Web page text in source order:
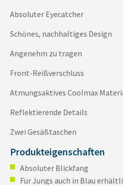
Absoluter Eyecatcher
Schönes, nachhaltiges Design
Angenehm zu tragen
Front-Reißverschluss
Atmungsaktives Coolmax
Reflektierende Details
Zwei Gesäßtaschen
Produkteigenschaften
Absoluter Blickfang
Für Jungs auch in Blau